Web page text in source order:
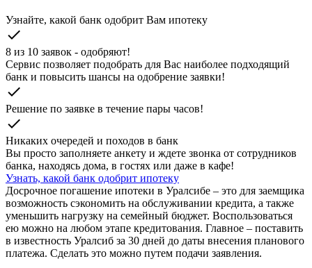
Узнайте, какой банк одобрит Вам ипотеку
check
8 из 10 заявок - одобряют!
Cервис позволяет подобрать для Вас наиболее подходящий
банк и повысить шансы на одобрение заявки!
check
Решение по заявке в течение пары часов!
check
Никаких очередей и походов в банк
Вы просто заполняете анкету и ждете звонка от сотрудников
банка, находясь дома, в гостях или даже в кафе!
Узнать, какой банк одобрит ипотеку
Досрочное погашение ипотеки в Уралсибе – это для заемщика
возможность сэкономить на обслуживании кредита, а также
уменьшить нагрузку на семейный бюджет. Воспользоваться
ею можно на любом этапе кредитования. Главное – поставить
в известность Уралсиб за 30 дней до даты внесения планового
платежа. Сделать это можно путем подачи заявления.